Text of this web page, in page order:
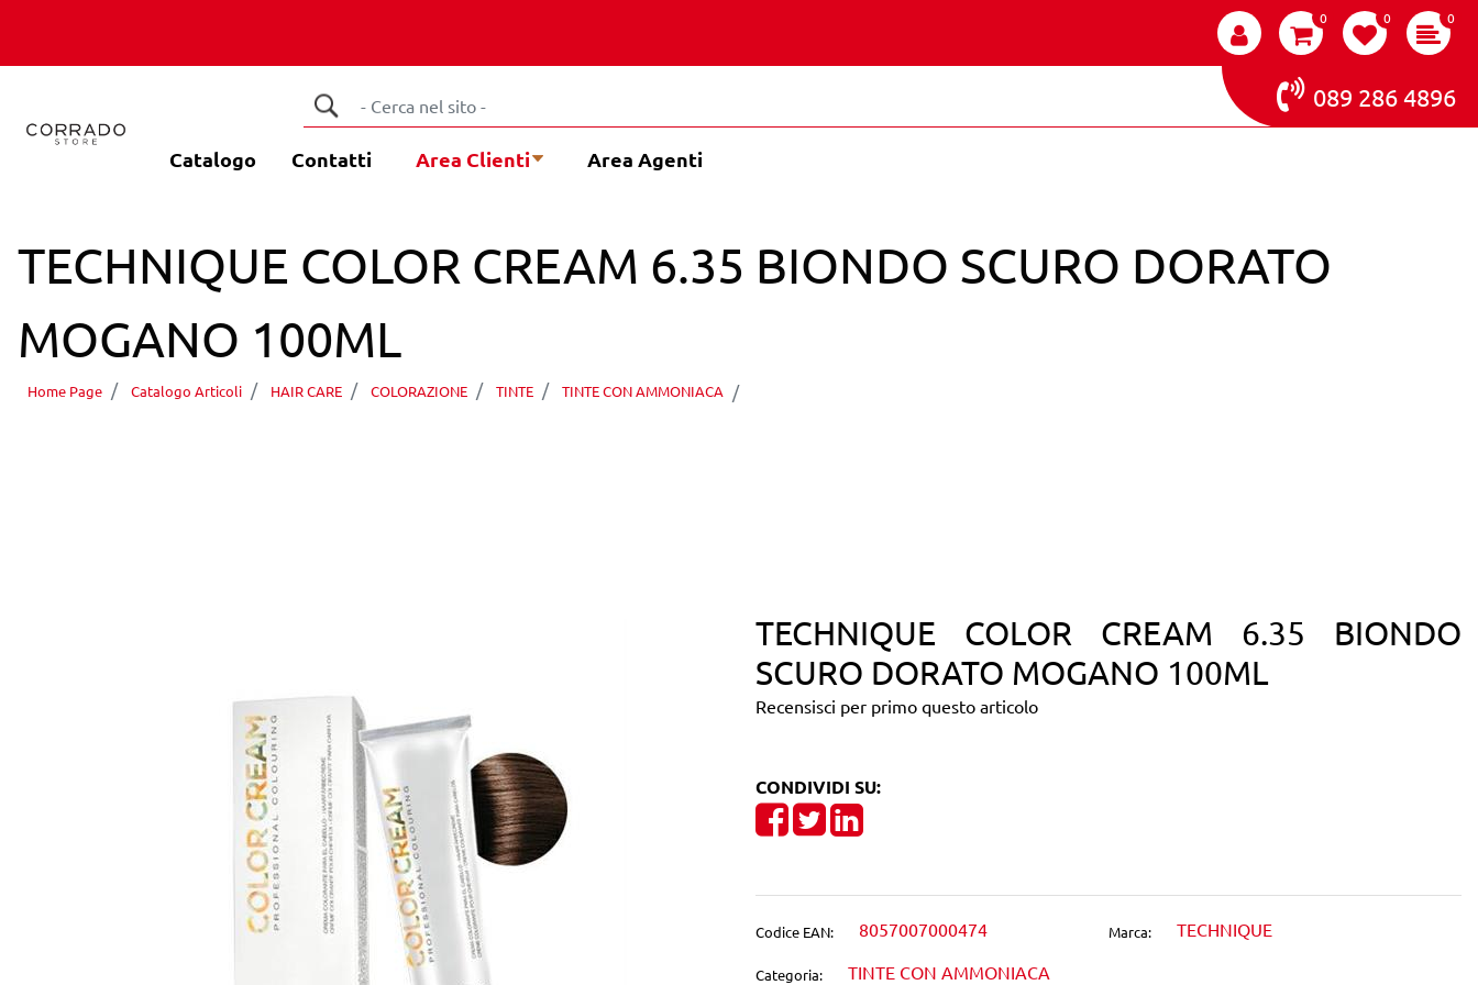
0 0 0
089 286 4896
Catalogo Contatti Area Clienti Area Agenti
TECHNIQUE COLOR CREAM 6.35 BIONDO SCURO DORATO
MOGANO 100ML
Home Page Catalogo Articoli HAIR CARE COLORAZIONE TINTE TINTE CON AMMONIACA
TECHNIQUE COLOR CREAM 6.35 BIONDO
SCURO DORATO MOGANO 100ML
Recensisci per primo questo articolo
CONDIVIDI SU:
Share on Facebook
TweetShare on LinkedIn
Codice EAN: 8057007000474
Categoria: TINTE CON AMMONIACA
Marca: TECHNIQUE